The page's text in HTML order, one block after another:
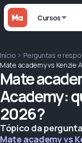
Cursos
Início Perguntas e
Mate academy vs Kenzie
Mate
Academy:
2026?
Tópico da
Mate academy vs